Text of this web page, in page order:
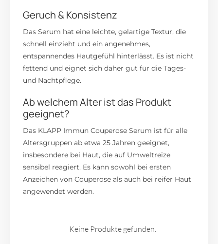
Geruch & Konsistenz
Das Serum hat eine leichte, gelartige Textur, die
schnell einzieht und ein angenehmes,
entspannendes Hautgefühl hinterlässt. Es ist nicht
fettend und eignet sich daher gut für die Tages-
und Nachtpflege.
Ab welchem Alter ist das Produkt
geeignet?
Das KLAPP Immun Couperose Serum ist für alle
Altersgruppen ab etwa 25 Jahren geeignet,
insbesondere bei Haut, die auf Umweltreize
sensibel reagiert. Es kann sowohl bei ersten
Anzeichen von Couperose als auch bei reifer Haut
angewendet werden.
Keine Produkte gefunden.